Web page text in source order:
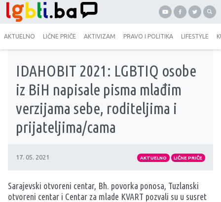
AKTUELNO LIČNE PRIČE AKTIVIZAM PRAVO I POLITIKA LIFESTYLE
IDAHOBIT 2021: LGBTIQ osobe
iz BiH napisale pisma mlađim
verzijama sebe, roditeljima i
prijateljima/cama
17. 05. 2021 AKTUELNO LIČNE PRIČE
Sarajevski otvoreni centar, Bh. povorka ponosa, Tuzlanski
otvoreni centar i Centar za mlade KVART pozvali su u susret